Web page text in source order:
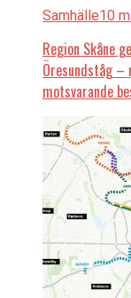
Samhälle10
Region Skåne
Öresundståg –
motsvarande